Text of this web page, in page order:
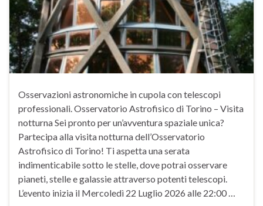
Osservazioni astronomiche in cupola con telescopi
professionali. Osservatorio Astrofisico di Torino – Visita
notturna Sei pronto per un’avventura spaziale unica?
Partecipa alla visita notturna dell’Osservatorio
Astrofisico di Torino! Ti aspetta una serata
indimenticabile sotto le stelle, dove potrai osservare
pianeti, stelle e galassie attraverso potenti telescopi.
L’evento inizia il Mercoledì 22 Luglio 2026 alle 22:00 …